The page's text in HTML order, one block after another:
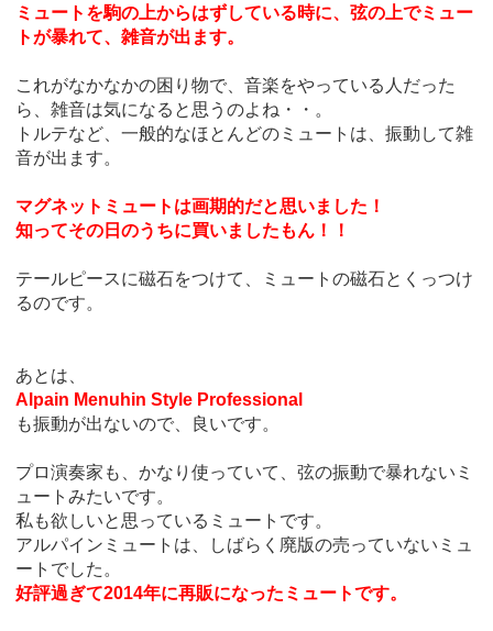
ミュートを駒の上からはずしている時に、弦の上でミュー
トが暴れて、雑音が出ます。
これがなかなかの困り物で、音楽をやっている人だった
ら、雑音は気になると思うのよね・・。
トルテなど、一般的なほとんどのミュートは、振動して雑
音が出ます。
マグネットミュートは画期的だと思いました！
知ってその日のうちに買いましたもん！！
テールピースに磁石をつけて、ミュートの磁石とくっつけ
るのです。
あとは、
Alpain Menuhin Style Professional
も振動が出ないので、良いです。
プロ演奏家も、かなり使っていて、弦の振動で暴れないミ
ュートみたいです。
私も欲しいと思っているミュートです。
アルパインミュートは、しばらく廃版の売っていないミュ
ートでした。
好評過ぎて2014年に再販になったミュートです。